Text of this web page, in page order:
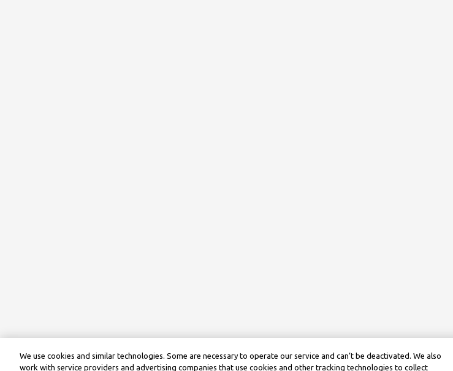
We use cookies and similar technologies. Some are necessary to operate our service and can’t be deactivated. We also
work with service providers and advertising companies that use cookies and other tracking technologies to collect